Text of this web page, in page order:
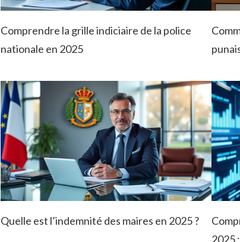
Comprendre la grille indiciaire de la police
nationale en 2025
Quelle est l’indemnité des maires en 2025 ?
2025